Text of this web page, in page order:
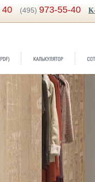
40 (495) 973-55-40